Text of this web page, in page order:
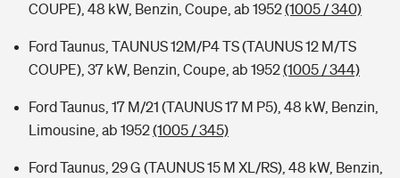
COUPE), 48 kW, Benzin, Coupe, ab 1952(1005 / 340)
Ford Taunus, TAUNUS 12M/P4 TS (TAUNUS 12 M/TS
COUPE), 37 kW, Benzin, Coupe, ab 1952(1005 / 344)
Ford Taunus, 17 M/21 (TAUNUS 17 M P5), 48 kW, Benzin,
Limousine, ab 1952(1005 / 345)
Ford Taunus, 29 G (TAUNUS 15 M XL/RS), 48 kW, Benzin,